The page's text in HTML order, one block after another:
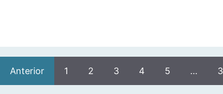
Anterior 1 2 3 4 5 …